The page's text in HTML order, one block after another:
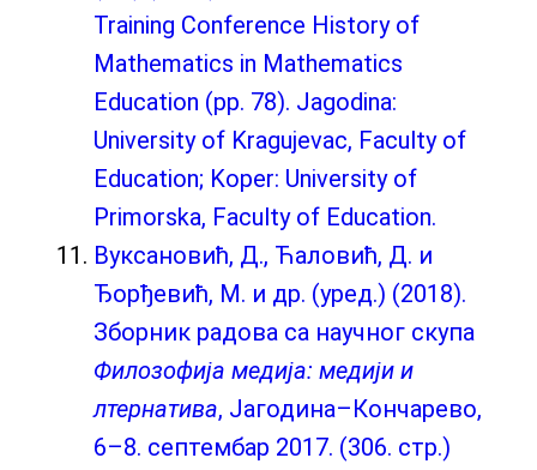
Training Conference History of
Mathematics in Mathematics
Education (pp. 78). Jagodina:
University of Kragujevac, Faculty of
Education; Koper: University of
Primorska, Faculty of Education.
Вуксановић, Д., Ћаловић, Д. и
Ђорђевић, М. и др. (уред.) (2018).
Зборник радова са научног скупа
Филозофија медија: медији и
лтернатива, Јагодина–Кончарево,
6–8. септембар 2017. (306. стр.)